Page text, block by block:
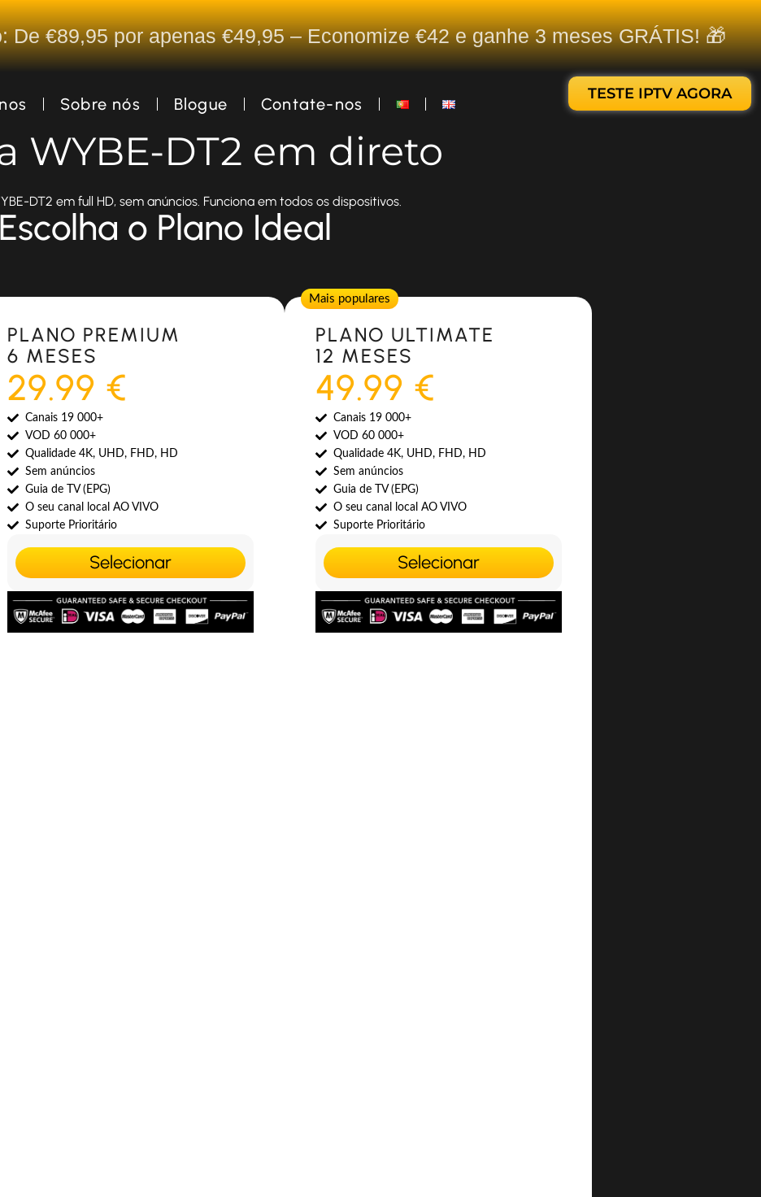
De €89,95 por apenas €49,95 – Economize €42 e ganhe 3 meses GRÁTIS! 🎁
Sobre nós Blogue Contate-nos
TESTE IPTV AGORA
WYBE-DT2 em direto
DT2 em full HD, sem anúncios. Funciona em todos os dispositivos.
Escolha o Plano Ideal
Most Popular
PLANO PREMIUM
6 MESES
29.99 €
Canais 19 000+
VOD 60 000+
Qualidade 4K, UHD, FHD, HD
Sem anúncios
Guia de TV (EPG)
O seu canal local AO VIVO
Suporte Prioritário
Selecionar
Mais populares
PLANO ULTIMATE
12 MESES
49.99 €
Canais 19 000+
VOD 60 000+
Qualidade 4K, UHD, FHD, HD
Sem anúncios
Guia de TV (EPG)
O seu canal local AO VIVO
Suporte Prioritário
Selecionar